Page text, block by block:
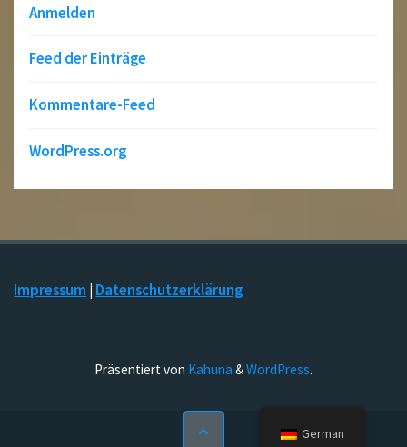
Anmelden
Feed der Einträge
Kommentare-Feed
WordPress.org
Impressum Datenschutzerklärung
Präsentiert von Kahuna &WordPress.
German